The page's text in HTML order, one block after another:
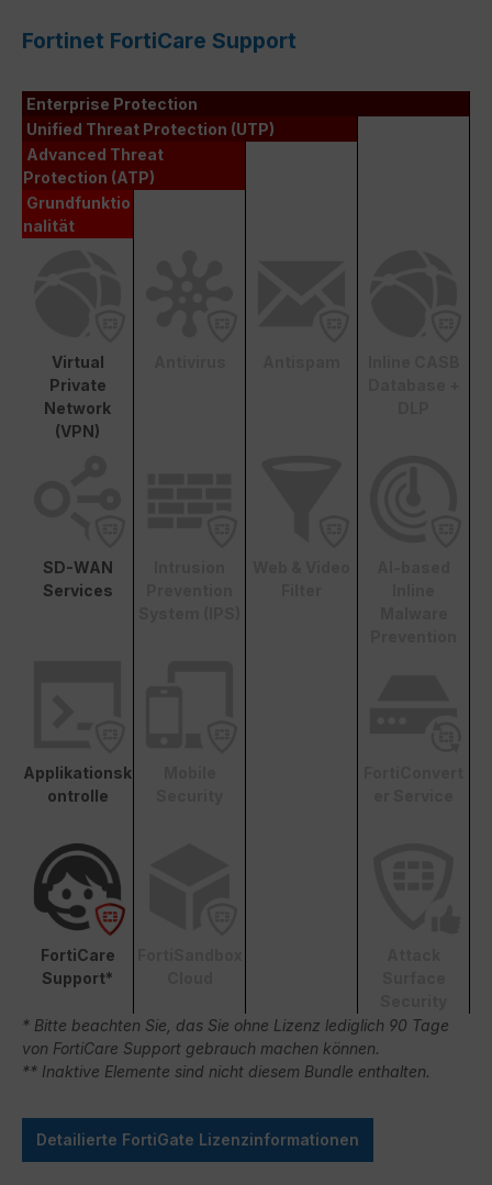
Fortinet FortiCare Support
Enterprise Protection
Unified Threat Protection (UTP)
Advanced Threat
Protection (ATP)
Grundfunktio
nalität
Virtual
Private
Network
(VPN)
SD-WAN
Services
Applikationsk
ontrolle
FortiCare
Support*
* Bitte beachten Sie, das Sie ohne Lizenz lediglich 90 Tage
von FortiCare Support gebrauch machen können.
** Inaktive Elemente sind nicht diesem Bundle enthalten.
Detailierte FortiGate Lizenzinformationen